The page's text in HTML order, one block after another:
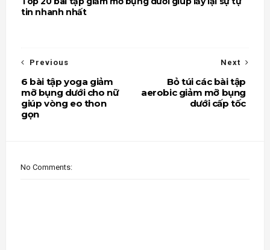
tin nhanh nhất
Next
Bỏ túi các bài tập
aerobic giảm mỡ bụng
dưới cấp tốc
Previous
6 bài tập yoga giảm
mỡ bụng dưới cho nữ
giúp vòng eo thon
gọn
No Comments: